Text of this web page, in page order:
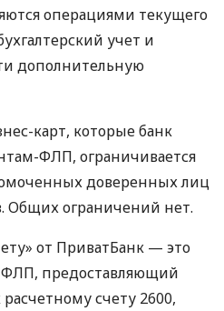
операциями текущего
учет и
дополнительную
карт, которые банк
ФЛП, ограничивается
доверенных лиц
Общих ограничений нет.
от ПриватБанк — это
предоставляющий
счету 2600,